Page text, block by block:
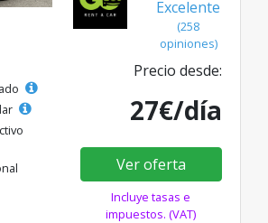
Excelente
(258
opiniones)
Precio desde:
27€/día
Ver oferta
Incluye tasas e
impuestos. (VAT)